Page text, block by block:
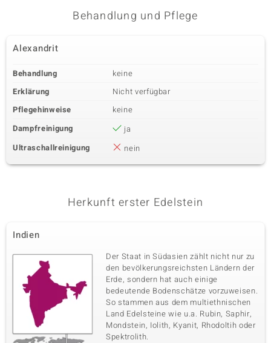
Behandlung und Pflege
Alexandrit
Behandlung
keine
Erklärung
Nicht verfügbar
Pflegehinweise
keine
Dampfreinigung
ja
Ultraschallreinigung
nein
Herkunft erster Edelstein
Indien
Der Staat in Südasien zählt nicht nur zu
den bevölkerungsreichsten Ländern der
Erde, sondern hat auch einige
bedeutende Bodenschätze vorzuweisen.
So stammen aus dem multiethnischen
Land Edelsteine wie u.a. Rubin, Saphir,
Mondstein, Iolith, Kyanit, Rhodoltih oder
Spektrolith.